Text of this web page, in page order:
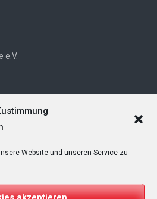
Website und unseren Service zu
e.V.
(TOCH)